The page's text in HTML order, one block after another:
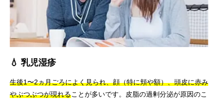
💧 乳児湿疹
生後1〜2ヵ月ごろによく見られ、顔（特に頬や額）、頭皮に赤み
やぶつぶつが現れることが多いです。皮脂の過剰分泌が原因のこ